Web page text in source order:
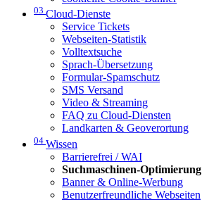
03 Cloud-Dienste
Service Tickets
Webseiten-Statistik
Volltextsuche
Sprach-Übersetzung
Formular-Spamschutz
SMS Versand
Video & Streaming
FAQ zu Cloud-Diensten
Landkarten & Geoverortung
04 Wissen
Barrierefrei / WAI
Suchmaschinen-Optimierung
Banner & Online-Werbung
Benutzerfreundliche Webseiten